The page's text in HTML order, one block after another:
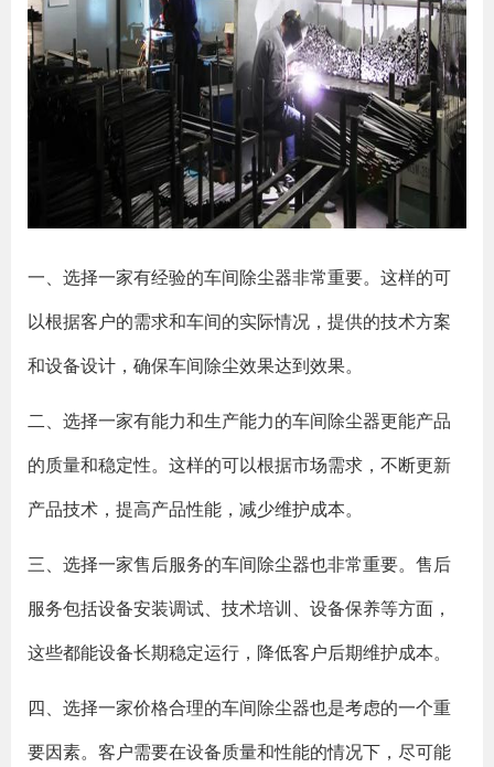
一、选择一家有经验的车间除尘器非常重要。这样的可
以根据客户的需求和车间的实际情况，提供的技术方案
和设备设计，确保车间除尘效果达到效果。
二、选择一家有能力和生产能力的车间除尘器更能产品
的质量和稳定性。这样的可以根据市场需求，不断更新
产品技术，提高产品性能，减少维护成本。
三、选择一家售后服务的车间除尘器也非常重要。售后
服务包括设备安装调试、技术培训、设备保养等方面，
这些都能设备长期稳定运行，降低客户后期维护成本。
四、选择一家价格合理的车间除尘器也是考虑的一个重
要因素。客户需要在设备质量和性能的情况下，尽可能